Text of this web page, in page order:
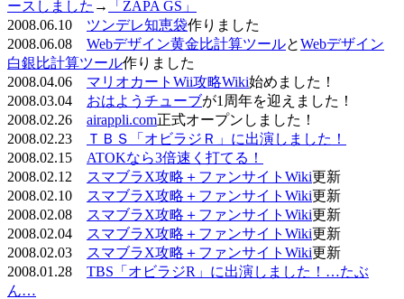
ースしました →
「ZAPA GS」
2008.06.10 ツンデレ知恵袋作りました
2008.06.08 Webデザイン黄金比計算ツールとWebデザイン
白銀比計算ツール作りました
2008.04.06 マリオカートWii攻略Wiki始めました！
2008.03.04 おはようチューブが1周年を迎えました！
2008.02.26 airappli.com正式オープンしました！
2008.02.23
ＴＢＳ「オビラジＲ」に出演しました！
2008.02.15 ATOKなら3倍速く打てる！
2008.02.12
スマブラX攻略＋ファンサイトWiki更新
2008.02.10
スマブラX攻略＋ファンサイトWiki更新
2008.02.08
スマブラX攻略＋ファンサイトWiki更新
2008.02.04
スマブラX攻略＋ファンサイトWiki更新
2008.02.03
スマブラX攻略＋ファンサイトWiki更新
2008.01.28 TBS「オビラジR」に出演しました！…たぶ
ん…